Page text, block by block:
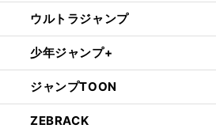
ウルトラジャンプ
少年ジャンプ+
ジャンプTOON
ZEBRACK